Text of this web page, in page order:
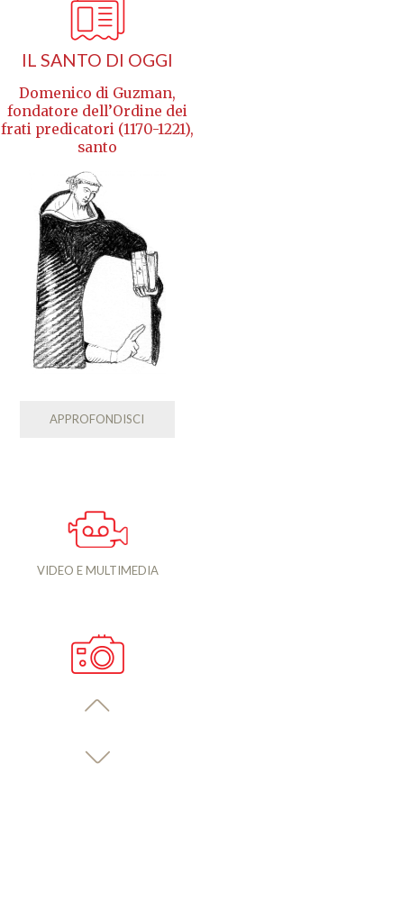
IL SANTO DI OGGI
Domenico di Guzman,
fondatore dell’Ordine dei
frati predicatori (1170-1221),
santo
APPROFONDISCI
VIDEO E MULTIMEDIA